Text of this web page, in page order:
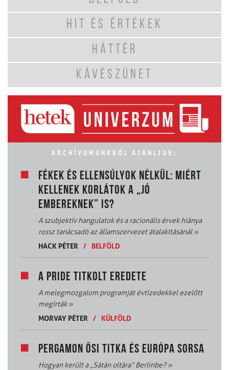
HIT ÉS ÉRTÉKEK
HÁTTÉR
KÁVÉSZÜNET
ARCHÍVUMUNKBÓL AJÁNLJUK:
FÉKEK ÉS ELLENSÚLYOK NÉLKÜL: MIÉRT
KELLENEK KORLÁTOK A „JÓ
EMBEREKNEK” IS?
A szubjektív hangulatok és a racionális érvek hiánya
rossz tanácsadó az államszervezet átalakításánál»
HACK PÉTER
/ BELFÖLD
A PRIDE TITKOLT EREDETE
A melegmozgalom programját évtizedekkel ezelőtt
megírták»
MORVAY PÉTER
/ KÜLFÖLD
PERGAMON ŐSI TITKA ÉS EURÓPA SORSA
Hogyan került a „Sátán oltára” Berlinbe?»